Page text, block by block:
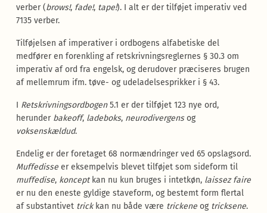
verber (brows!, fade!, tape!). I alt er der tilføjet imperativ ved
7135 verber.
Tilføjelsen af imperativer i ordbogens alfabetiske del
medfører en forenkling af retskrivningsreglernes § 30.3 om
imperativ af ord fra engelsk, og derudover præciseres brugen
af mellemrum ifm. tøve- og udeladelsesprikker i § 43.
I Retskrivningsordbogen5.1 er der tilføjet 123 nye ord,
herunder bakeoff, ladeboks, neurodivergensog
voksenskældud.
Endelig er der foretaget 68 normændringer ved 65 opslagsord.
Muffedisse er eksempelvis blevet tilføjet som sideform til
muffedise, konceptkan nu kun bruges i intetkøn, laissez faire
er nu den eneste gyldige staveform, og bestemt form flertal
af substantivet trickkan nu både være trickeneog tricksene.